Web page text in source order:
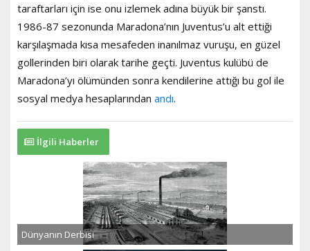
taraftarları için ise onu izlemek adına büyük bir şanstı.
1986-87 sezonunda Maradona’nın Juventus’u alt ettiği
karşılaşmada kısa mesafeden inanılmaz vuruşu, en güzel
gollerinden biri olarak tarihe geçti. Juventus kulübü de
Maradona’yı ölümünden sonra kendilerine attığı bu gol ile
sosyal medya hesaplarından andı.
İlgili Haberler
Dünyanın Derbisi